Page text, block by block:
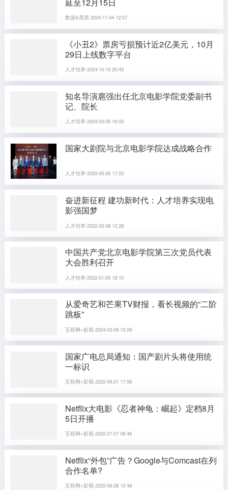
数据&票房·2024-11-04 12:57
《小丑2》票房亏损预计近2亿美元，10月
29日上线数字平台
人才培养·2024-10-15 20:45
知名导演扈强出任北京电影学院党委副书
记、院长
人才培养·2024-03-05 16:05
国家大剧院与北京电影学院达成战略合作
人才培养·2023-05-26 17:02
奋进新征程 建功新时代：人才培养实现电
影强国梦
人才培养·2022-03-08 12:28
中国共产党北京电影学院第三次党员代表
大会胜利召开
人才培养·2022-01-05 18:10
从爱奇艺和芒果TV财报，看长视频的“二阶
跳板”
互联网+影视·2024-03-09 15:09
国家广电总局通知：国产剧片头将使用统
一标识
互联网+影视·2022-09-21 17:59
Netflix大电影《忍者神龟：崛起》定档8月
5日开播
互联网+影视·2022-07-07 09:46
Netflix“外包”广告？Google与Comcast在列
合作名单?
互联网+影视·2022-06-28 12:48